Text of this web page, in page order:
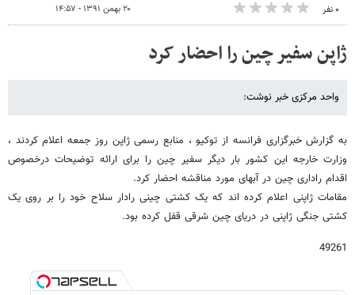
۰ نفر ۲۰ بهمن ۱۳۹۱ - ۱۴:۵۷
ژاپن سفیر چین را احضار کرد
واحد مرکزی خبر نوشت:
به گزارش خبرگزاری فرانسه از توکیو ، منابع رسمی ژاپن روز جمعه اعلام کردند ،
وزارت خارجه این کشور بار دیگر سفیر چین را برای ارائه توضیحات درخصوص
اقدام راداری چین در آبهای مورد مناقشه احضار کرد.
مقامات ژاپنی اعلام کرده اند که یک کشتی چینی رادار سلاح خود را بر روی یک
کشتی جنگی ژاپنی در دریای چین شرقی قفل کرده بود.
49261